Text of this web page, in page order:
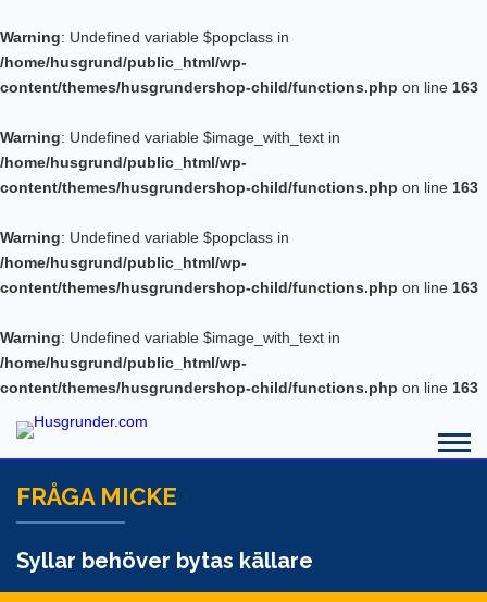
Warning: Undefined variable $popclass in
/home/husgrund/public_html/wp-
content/themes/husgrundershop-child/functions.php on line 163
Warning: Undefined variable $image_with_text in
/home/husgrund/public_html/wp-
content/themes/husgrundershop-child/functions.php on line 163
Warning: Undefined variable $popclass in
/home/husgrund/public_html/wp-
content/themes/husgrundershop-child/functions.php on line 163
Warning: Undefined variable $image_with_text in
/home/husgrund/public_html/wp-
content/themes/husgrundershop-child/functions.php on line 163
FRÅGA MICKE
Syllar behöver bytas källare